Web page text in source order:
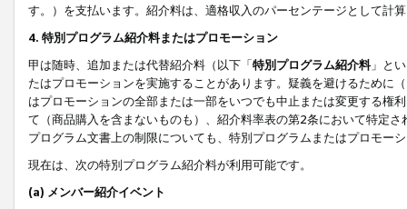
す。）を支払います。紹介料は、適格収入のパーセンテージとして計
4. 特別プログラム紹介料またはプロモーション
甲は随時、追加または代替紹介料（以下「特別プログラム紹介料」と
たはプロモーションを実施することがあります。疑義を避けるために
はプロモーションの全部または一部をいつでも中止または変更する権
て（商品購入を含まないものも）、紹介料率表の第2条において特定
プログラム文書上の制限についても、特別プログラムまたはプロモー
現在は、次の特別プログラム紹介料が利用可能です。
(a) メンバー紹介イベント